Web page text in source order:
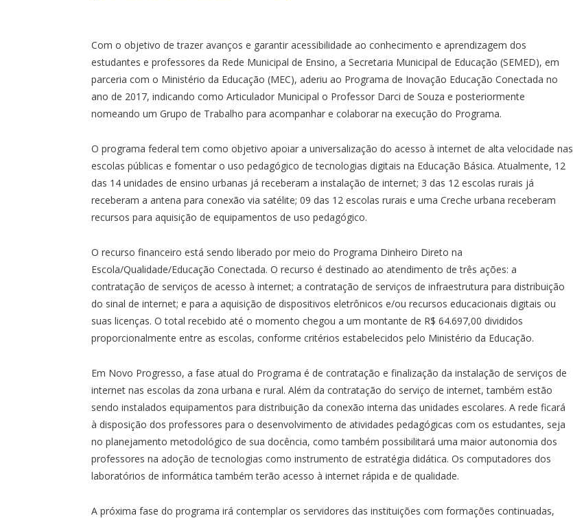
Com o objetivo de trazer avanços e garantir acessibilidade ao conhecimento e aprendizagem dos
estudantes e professores da Rede Municipal de Ensino, a Secretaria Municipal de Educação (SEMED), em
parceria com o Ministério da Educação (MEC), aderiu ao Programa de Inovação Educação Conectada no
ano de 2017, indicando como Articulador Municipal o Professor Darci de Souza e posteriormente
nomeando um Grupo de Trabalho para acompanhar e colaborar na execução do Programa.
O programa federal tem como objetivo apoiar a universalização do acesso à internet de alta velocidade nas
escolas públicas e fomentar o uso pedagógico de tecnologias digitais na Educação Básica. Atualmente, 12
das 14 unidades de ensino urbanas já receberam a instalação de internet; 3 das 12 escolas rurais já
receberam a antena para conexão via satélite; 09 das 12 escolas rurais e uma Creche urbana receberam
recursos para aquisição de equipamentos de uso pedagógico.
O recurso financeiro está sendo liberado por meio do Programa Dinheiro Direto na
Escola/Qualidade/Educação Conectada. O recurso é destinado ao atendimento de três ações: a
contratação de serviços de acesso à internet; a contratação de serviços de infraestrutura para distribuição
do sinal de internet; e para a aquisição de dispositivos eletrônicos e/ou recursos educacionais digitais ou
suas licenças. O total recebido até o momento chegou a um montante de R$ 64.697,00 divididos
proporcionalmente entre as escolas, conforme critérios estabelecidos pelo Ministério da Educação.
Em Novo Progresso, a fase atual do Programa é de contratação e finalização da instalação de serviços de
internet nas escolas da zona urbana e rural. Além da contratação do serviço de internet, também estão
sendo instalados equipamentos para distribuição da conexão interna das unidades escolares. A rede ficará
à disposição dos professores para o desenvolvimento de atividades pedagógicas com os estudantes, seja
no planejamento metodológico de sua docência, como também possibilitará uma maior autonomia dos
professores na adoção de tecnologias como instrumento de estratégia didática. Os computadores dos
laboratórios de informática também terão acesso à internet rápida e de qualidade.
A próxima fase do programa irá contemplar os servidores das instituições com formações continuadas,